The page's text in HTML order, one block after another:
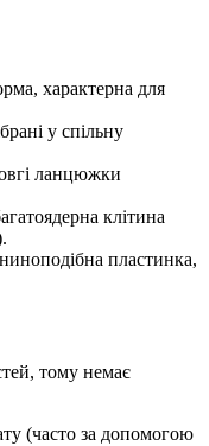
характерна для
у спільну
ланцюжки
клітина
пластинка,
тому немає
(часто за допомогою